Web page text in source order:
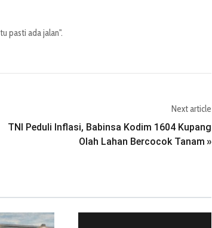
pasti ada jalan".
Next article
TNI Peduli Inflasi, Babinsa Kodim 1604 Kupang
Olah Lahan Bercocok Tanam »